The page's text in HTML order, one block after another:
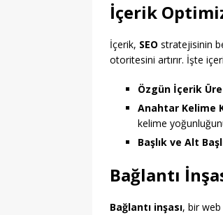
İçerik
İçerik, SEO stratejisinin
otoritesini artırır. İşte
Özgün İçerik
Anahtar Kelime
kelime
Başlık ve Alt
Bağlantı
Bağlantı inşası, bir